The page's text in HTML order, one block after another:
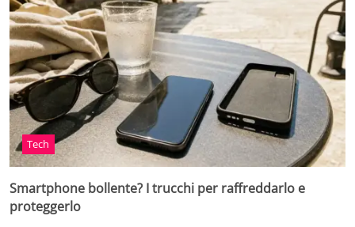
Tech
Smartphone bollente? I trucchi per raffreddarlo e
proteggerlo